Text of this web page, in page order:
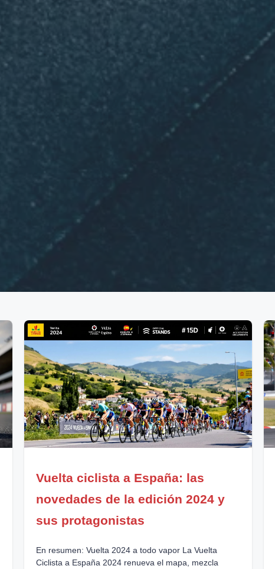
Vuelta ciclista a España: las
novedades de la edición 2024 y
sus protagonistas
En resumen: Vuelta 2024 a todo vapor La Vuelta
Ciclista a España 2024 renueva el mapa, mezcla